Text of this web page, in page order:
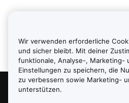
Über uns
Wir verwenden erforderliche
und sicher bleibt. Mit deiner
funktionale, Analyse-, Marketing-
Einstellungen zu speichern, die
zu verbessern sowie Marketing-
unterstützen.